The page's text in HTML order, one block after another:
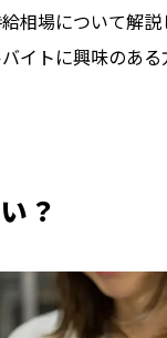
相場について解
イトに興味のあ
？